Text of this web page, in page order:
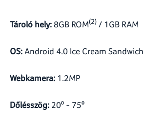
Tároló hely:8GB ROM(2) / 1GB RAM
OS: Android 4.0 Ice Cream Sandwich
Webkamera: 1.2MP
Dőlésszög: 20 - 75